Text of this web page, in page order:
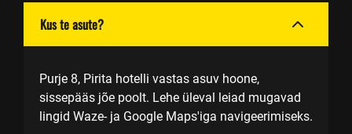
Kus te asute?
Purje 8, Pirita hotelli vastas asuv hoone,
sissepääs jõe poolt. Lehe üleval leiad mugavad
lingid Waze- ja Google Maps'iga navigeerimiseks.